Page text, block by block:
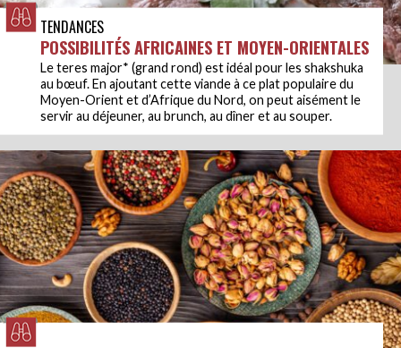
TENDANCES
POSSIBILITÉS AFRICAINES ET MOYEN-ORIENTALES
Le teres major* (grand rond) est idéal pour les shakshuka
au bœuf. En ajoutant cette viande à ce plat populaire du
Moyen-Orient et d’Afrique du Nord, on peut aisément le
servir au déjeuner, au brunch, au dîner et au souper.